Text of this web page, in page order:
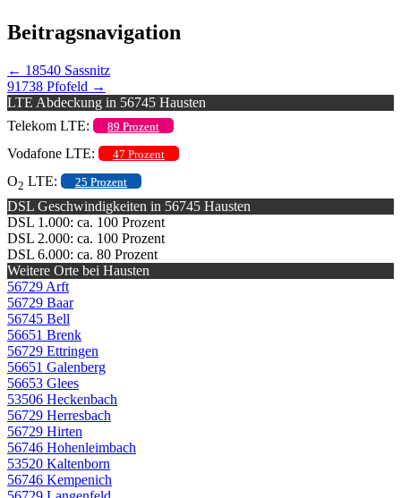
Beitragsnavigation
← 18540 Sassnitz
91738 Pfofeld →
LTE Abdeckung in 56745 Hausten
Telekom LTE:
89 Prozent
Vodafone LTE: 47 Prozent
O2 LTE: 25 Prozent
DSL Geschwindigkeiten in 56745 Hausten
DSL 1.000: ca. 100 Prozent
DSL 2.000: ca. 100 Prozent
DSL 6.000: ca. 80 Prozent
Weitere Orte bei Hausten
56729 Arft
56729 Baar
56745 Bell
56651 Brenk
56729 Ettringen
56651 Galenberg
56653 Glees
53506 Heckenbach
56729 Herresbach
56729 Hirten
56746 Hohenleimbach
53520 Kaltenborn
56746 Kempenich